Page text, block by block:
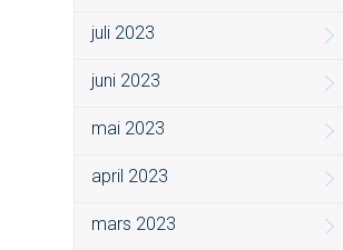
juli 2023
juni 2023
mai 2023
april 2023
mars 2023